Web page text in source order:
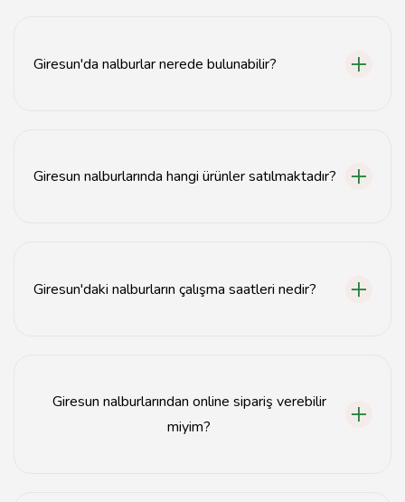
Giresun'da nalburlar nerede bulunabilir?
Giresun nalburlarında hangi ürünler satılmaktadır?
Giresun'daki nalburların çalışma saatleri nedir?
Giresun nalburlarından online sipariş verebilir
miyim?